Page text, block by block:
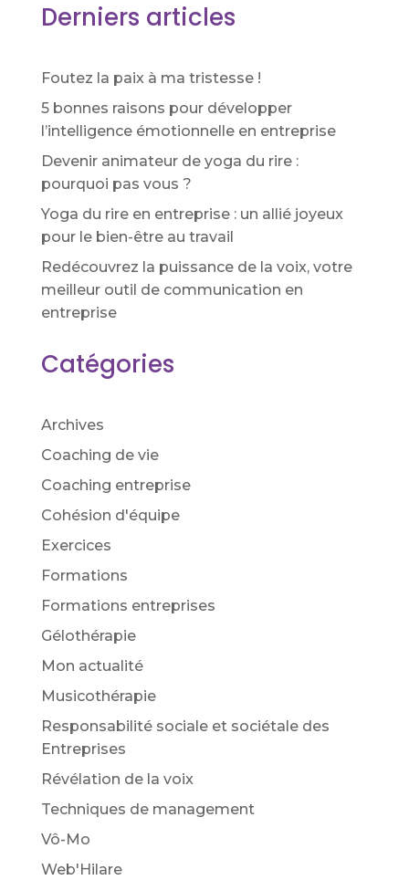
Derniers articles
Foutez la paix à ma tristesse !
5 bonnes raisons pour développer
l’intelligence émotionnelle en entreprise
Devenir animateur de yoga du rire :
pourquoi pas vous ?
Yoga du rire en entreprise : un allié joyeux
pour le bien-être au travail
Redécouvrez la puissance de la voix, votre
meilleur outil de communication en
entreprise
Catégories
Archives
Coaching de vie
Coaching entreprise
Cohésion d'équipe
Exercices
Formations
Formations entreprises
Gélothérapie
Mon actualité
Musicothérapie
Responsabilité sociale et sociétale des
Entreprises
Révélation de la voix
Techniques de management
Vô-Mo
Web'Hilare